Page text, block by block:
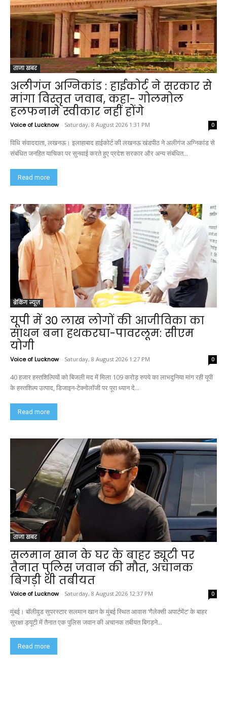
ताजा खबर
अलीगंज अग्निकांड : हाईकोर्ट ने सरकार से
मांगा विस्तृत जवाब, कहा- गोलमोल
हलफनामे स्वीकार नहीं होंगे
Voice of Lucknow - Saturday, 8 August 2026 1:31 PM 0
विधि संवाददाता, लखनऊ। इलाहाबाद हाईकोर्ट की लखनऊ खंडपीठ ने अलीगंज अग्निकांड से
संबंधित जनहित याचिका पर सुनवाई करते हुए प्रदेश सरकार और अन्य संबंधित...
Read more
ब्रेकिंग न्यूज़
यूपी में 30 लाख लोगों की आजीविका का
साधन बना हथकरघा-पावरलूम: सीएम
योगी
Voice of Lucknow - Saturday, 8 August 2026 1:27 PM 0
40 हजार हस्तशिल्पियों को बिजली मद में मिला 109 करोड़ रुपये का लाभदुनिया मांग रही यूपी
के हस्तशिल्प उत्पाद, डिजाइन-टेक्नोलॉजी पर पूरा ध्यान दे...
Read more
ताजा खबर
सलमान खान के घर के बाहर ड्यूटी पर
तैनात पुलिस जवान की मौत, अचानक
बिगड़ी थी तबीयत
Voice of Lucknow - Saturday, 8 August 2026 12:37 PM 0
मुंबई। बॉलीवुड सुपरस्टार सलमान खान के मुंबई स्थित आवास ‘गैलेक्सी अपार्टमेंट’ के बाहर
सुरक्षा ड्यूटी में तैनात एक पुलिस जवान की अचानक तबीयत बिगड़ने...
Read more